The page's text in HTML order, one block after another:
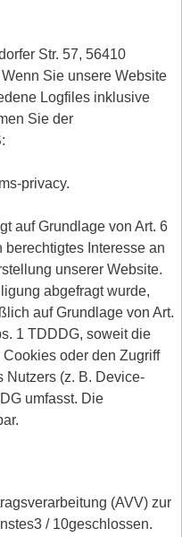
Str. 57, 56410
Sie unsere Website
Logfiles inklusive
Sie der
privacy.
auf Grundlage von Art. 6
Interesse an
unserer Website.
abgefragt wurde,
auf Grundlage von Art.
1 TDDDG, soweit die
oder den Zugriff
Nutzers (z. B. Device-
umfasst. Die
(AVV) zur
/ 10geschlossen.